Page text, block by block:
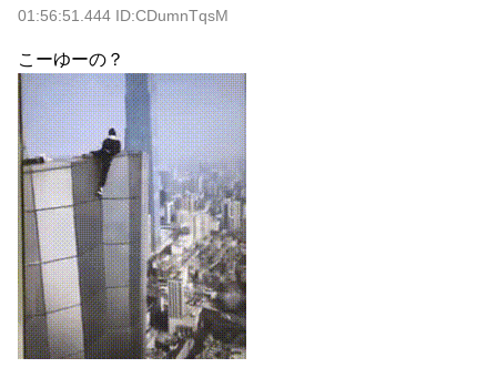
01:56:51.444 ID:CDumnTqsM
こーゆーの？